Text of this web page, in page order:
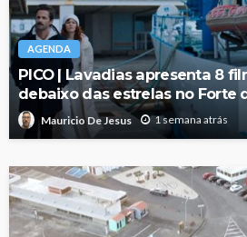
AGENDA
PICO | Lavadias apresenta 8
debaixo das estrelas no Forte
Mauricio De Jesus 1 semana atrás